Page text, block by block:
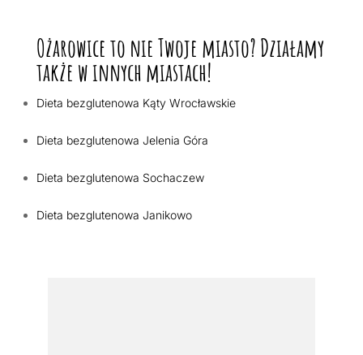
Ożarowice to nie Twoje miasto? Działamy
także w innych miastach!
Dieta bezglutenowa Kąty Wrocławskie
Dieta bezglutenowa Jelenia Góra
Dieta bezglutenowa Sochaczew
Dieta bezglutenowa Janikowo